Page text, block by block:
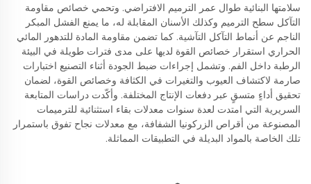
سلامتها البنائية طوال عمر الترميم الافتراضي. وتحمي خصائص مقاومة
التآكل سطح الترميم وكذلك الأسنان المقابلة له، ما يمنع الفشل المبكر
الناجم عن أنماط التآكل التآشية. كما تضمن مقاومة المادة للتدهور المائي
الحراري استقرار خصائص القوة لديها على مدى فترات طويلة في البيئة
الرطبة داخل الفم. وتشمل إجراءات ضبط الجودة أثناء التصنيع اختبارات
صارمة لاكتشاف العيوب والتغيرات في الكثافة وخصائص القوة، لضمان
تحقيق أداءٍ متسقٍ عبر دفعات الإنتاج المختلفة. وأكّدت دراسات المتابعة
السريرية التي امتدت لعدة سنوات معدلات بقاء استثنائية للترميمات
المصنوعة من أقراص الزركونيا الشفافة، مع معدلات نجاح تفوق باستمرار
تلك الخاصة بالمواد البديلة في التطبيقات المماثلة.